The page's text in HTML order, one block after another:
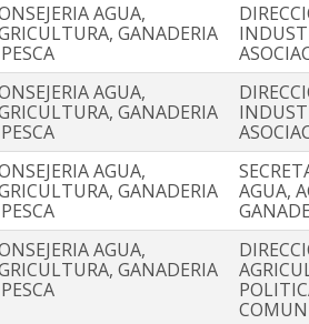
AGUA,
GANADERIA
AGUA,
GANADERIA
AGUA,
GANADERIA
AGUA,
AGUA,
GANADERIA
COMUN